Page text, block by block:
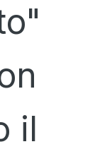
il